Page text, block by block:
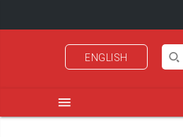
ENGLISH
menu